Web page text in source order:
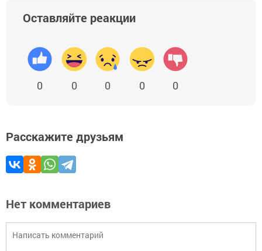
Оставляйте реакции
0 0 0 0 0
Расскажите друзьям
Нет комментариев